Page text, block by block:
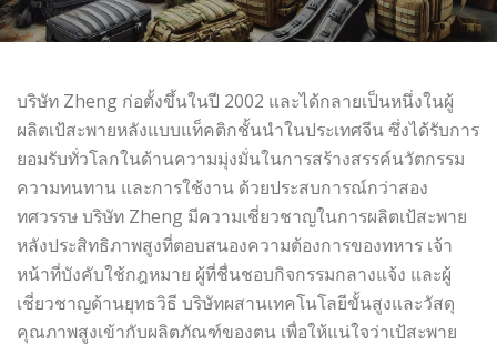
บริษัท Zheng ก่อตั้งขึ้นในปี 2002 และได้กลายเป็นหนึ่งในผู้
ผลิตเป้สะพายหลังแบบแท็คติกชั้นนำในประเทศจีน ซึ่งได้รับการ
ยอมรับทั่วโลกในด้านความมุ่งมั่นในการสร้างสรรค์นวัตกรรม
ความทนทาน และการใช้งาน ด้วยประสบการณ์กว่าสอง
ทศวรรษ บริษัท Zheng มีความเชี่ยวชาญในการผลิตเป้สะพาย
หลังประสิทธิภาพสูงที่ตอบสนองความต้องการของทหาร เจ้า
หน้าที่บังคับใช้กฎหมาย ผู้ที่ชื่นชอบกิจกรรมกลางแจ้ง และผู้
เชี่ยวชาญด้านยุทธวิธี บริษัทผสานเทคโนโลยีขั้นสูงและวัสดุ
คุณภาพสูงเข้ากับผลิตภัณฑ์ของตน เพื่อให้แน่ใจว่าเป้สะพาย